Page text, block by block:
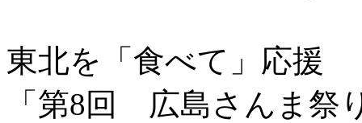
東北を「食べて」応援
「第8回 広島さんま祭